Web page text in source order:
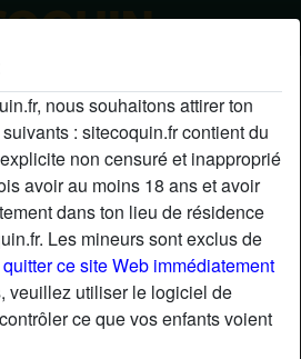
nous souhaitons attirer ton
: sitecoquin.fr contient du
non censuré et inapproprié
avoir au moins 18 ans et avoir
dans ton lieu de résidence
Les mineurs sont exclus de
quitter ce site Web immédiatement
veuillez utiliser le logiciel de
ce que vos enfants voient
profil